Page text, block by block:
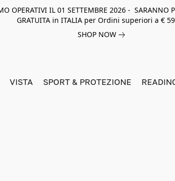
OPERATIVI IL 01 SETTEMBRE 2026 -
GRATUITA in ITALIA per Ordini superiori a €
SHOP NOW
VISTA SPORT & PROTEZIONE